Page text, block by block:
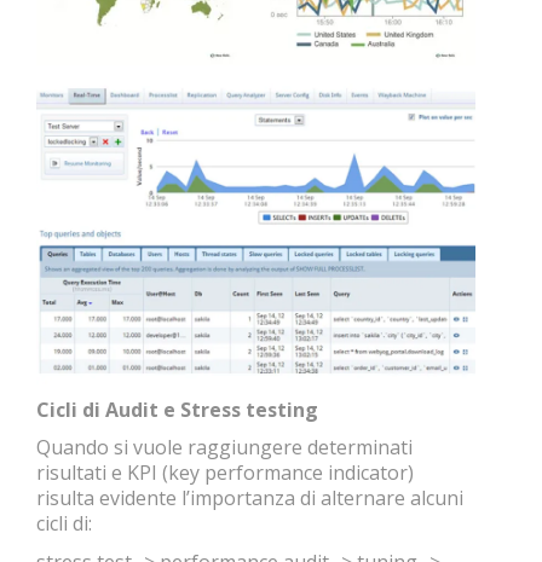
Cicli di Audit e Stress testing
Quando si vuole raggiungere determinati
risultati e KPI (key performance indicator)
risulta evidente l’importanza di alternare alcuni
cicli di: